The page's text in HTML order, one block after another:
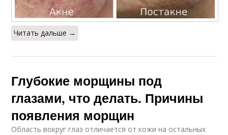
Читать дальше →
Глубокие морщины под
глазами, что делать. Причины
появления морщин
Область вокруг глаз отличается от кожи на остальных